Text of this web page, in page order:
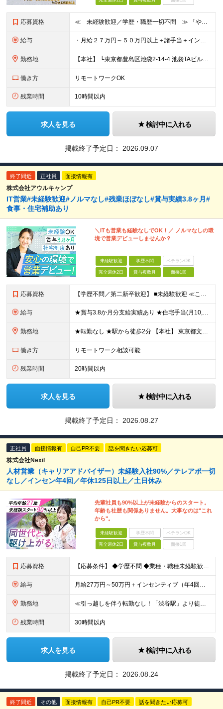
応募資格 ≪ 未経験歓迎／学歴・職歴一切不問 ≫ 「やりたいことはまだ決まっていないけど、何かを始めたい」 「人と関わる仕事に興味がある」——そんな方も大歓迎です！ Asoviでは、“今まで”よりも“これから
給与 ・月給２７万円～５０万円以上＋諸手当＋インセンティブ ※超過分は別途全額支給します。 【 入社時の想定年収 】 ・年収４５０万円 ＜インセンティブ制度について＞ 社員一人ひとりの頑張りを多角的に評
勤務地 【本社】 └東京都豊島区池袋2-14-4 池袋TAビル8F ★あなたの希望を最大限考慮！ ・都内（池袋・新宿・渋谷・目黒・青山）・埼玉・千葉・神奈川・茨城・栃木・群馬 ※勤務先は本社または支社とな
働き方 リモートワークOK
残業時間 10時間以内
求人を見る 検討中に入れる
掲載終了予定日： 2026.09.07
終了間近 正社員 面接情報有
株式会社アウルキャンプ
IT営業#未経験歓迎#ノルマなし#残業ほぼなし#賞与実績3.8ヶ月#
食事・住宅補助あり
＼ITも営業も経験なしでOK！／ ノルマなしの環
境で営業デビューしませんか？
未経験歓迎 学歴不問 ベテランOK
完全週休2日 賞与複数月 面接1回
応募資格 【学歴不問／第二新卒歓迎】 ■未経験歓迎 ≪こんなお悩みを抱えていてもOK！≫ □ ノルマなどのプレッシャーは苦手な方 →個人ノルマなしのためご安心して始められます！ □ ITの知識が無い方 →入社
給与 ★賞与3.8か月分支給実績あり ★住宅手当(月10,000円)や社宅制度(家賃の半額を会社が負担)あり 月給23万5000円～30万円＋交通費＋各種手当＋賞与年2回 ※経験やスキルを考慮して決定い
勤務地 ★転勤なし ★駅から徒歩2分 【本社】 東京都文京区大塚５丁目６－１５ワイビル４０２ (変更の範囲)上記を除く当社関連勤務地
働き方 リモートワーク相談可能
残業時間 20時間以内
求人を見る 検討中に入れる
掲載終了予定日： 2026.08.27
正社員 面接情報有 自己PR不要 話を聞きたい応募可
株式会社Nexil
人材営業（キャリアアドバイザー）未経験入社90%／テレアポ一切
なし／インセン年4回／年休125日以上／土日休み
先輩社員も90%以上が未経験からのスタート。
年齢も社歴も関係ありません。大事なのは"これ
から"。
未経験歓迎 学歴不問 ベテランOK
完全週休2日 賞与複数月 面接1回
応募資格 【応募条件】 ◆学歴不問 ◆業種・職種未経験歓迎 ◆35歳以下の方（※若年層の長期キャリア形成のため） ＼入社者の多くが"人と関わる仕事"出身です！／ 「今の環境より、もっと成果にコミットしたい」
給与 月給27万円～50万円＋インセンティブ（年4回／社内規定による）＋業績賞与（年1回） ※固定残業代(月35時間分/58,000円~)を含みます。超過分は別途支給。 ※残業平均時間：25時間以内 ※経験
勤務地 ≪引っ越しを伴う転勤なし！「渋谷駅」より徒歩5分≫ 【東京本社】 東京都渋谷区渋谷2丁目16-1 Daiwa渋谷宮益坂ビル5階 (変更の範囲)上記を除く当社関連勤務地
残業時間 30時間以内
求人を見る 検討中に入れる
掲載終了予定日： 2026.08.24
終了間近 その他 面接情報有 自己PR不要 話を聞きたい応募可